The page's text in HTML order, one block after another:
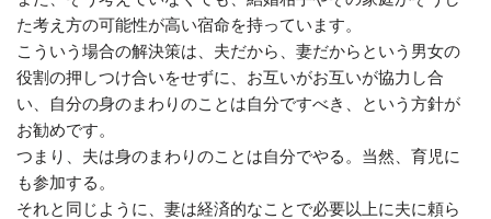
た考え方の可能性が高い宿命を持っています。
こういう場合の解決策は、夫だから、妻だからという男女の
役割の押しつけ合いをせずに、お互いがお互いが協力し合
い、自分の身のまわりのことは自分ですべき、という方針が
お勧めです。
つまり、夫は身のまわりのことは自分でやる。当然、育児に
も参加する。
それと同じように、妻は経済的なことで必要以上に夫に頼ら